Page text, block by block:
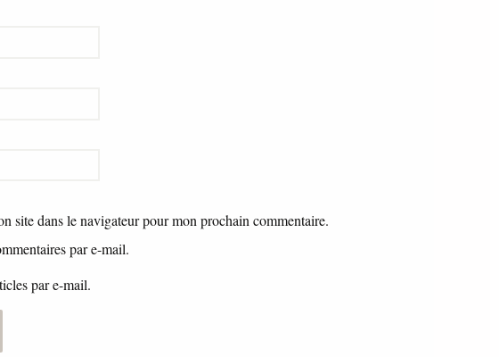
site dans le navigateur pour mon prochain commentaire.
par e-mail.
par e-mail.